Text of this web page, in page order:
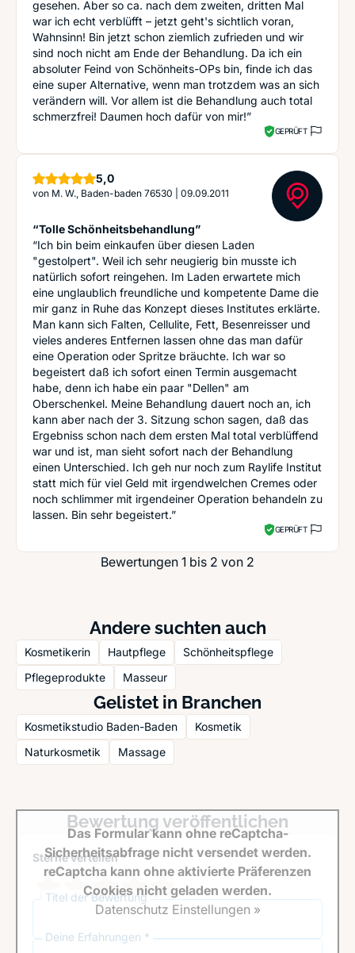
gesehen. Aber so ca. nach dem zweiten, dritten Mal
war ich echt verblüfft – jetzt geht's sichtlich voran,
Wahnsinn! Bin jetzt schon ziemlich zufrieden und wir
sind noch nicht am Ende der Behandlung. Da ich ein
absoluter Feind von Schönheits-OPs bin, finde ich das
eine super Alternative, wenn man trotzdem was an sich
verändern will. Vor allem ist die Behandlung auch total
schmerzfrei! Daumen hoch dafür von mir!”
GEPRÜFT
5,0Sterne
von M. W., Baden-baden 76530 09.09.2011
“Tolle Schönheitsbehandlung”
“Ich bin beim einkaufen über diesen Laden
"gestolpert". Weil ich sehr neugierig bin musste ich
natürlich sofort reingehen. Im Laden erwartete mich
eine unglaublich freundliche und kompetente Dame die
mir ganz in Ruhe das Konzept dieses Institutes erklärte.
Man kann sich Falten, Cellulite, Fett, Besenreisser und
vieles anderes Entfernen lassen ohne das man dafür
eine Operation oder Spritze bräuchte. Ich war so
begeistert daß ich sofort einen Termin ausgemacht
habe, denn ich habe ein paar "Dellen" am
Oberschenkel. Meine Behandlung dauert noch an, ich
kann aber nach der 3. Sitzung schon sagen, daß das
Ergebniss schon nach dem ersten Mal total verblüffend
war und ist, man sieht sofort nach der Behandlung
einen Unterschied. Ich geh nur noch zum Raylife Institut
statt mich für viel Geld mit irgendwelchen Cremes oder
noch schlimmer mit irgendeiner Operation behandeln zu
lassen. Bin sehr begeistert.”
GEPRÜFT
Bewertungen 1 bis 2 von 2
Andere suchten auch
Kosmetikerin Hautpflege
Schönheitspflege
Pflegeprodukte
Masseur
Gelistet in Branchen
Kosmetikstudio Baden-Baden
Kosmetik
Naturkosmetik
Massage
Bewertung veröffentlichen
Sterne verteilen *
Titel der Bewertung
Deine Erfahrungen *
Das Formular kann ohne reCaptcha-
Sicherheitsabfrage nicht versendet werden.
reCaptcha kann ohne aktivierte Präferenzen
Cookies nicht geladen werden.
Datenschutz Einstellungen »